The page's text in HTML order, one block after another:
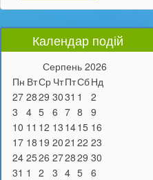
Календар подій
Серпень 2026
Пн ВтСр ЧтПтСбНд
27 2829 3031 1
2
3
4 5 6 7 8
9
10 11 12 13 1415 16
17 18 19 2021 22 23
24 2526 272829 30
31 1 2 3 4 5 6